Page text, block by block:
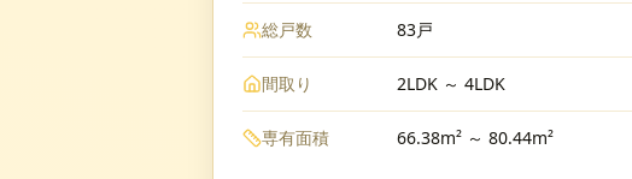
総戸数 83戸
間取り 2LDK ～ 4LDK
専有面積 66.38m² ～ 80.44m²